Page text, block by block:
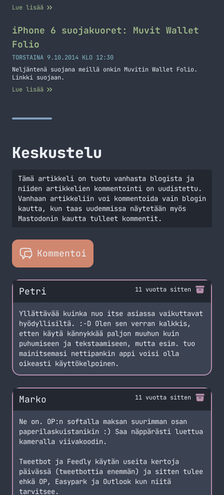
Lue lisää
iPhone 6 suojakuoret: Muvit Wallet
Folio
TORSTAINA 9.10.2014 KLO 12:30
Neljäntenä suojana meillä onkin Muvitin Wallet Folio.
Linkki suojaan.
Lue lisää
Keskustelu
Tämä artikkeli on tuotu vanhasta blogista ja
niiden artikkelien kommentointi on uudistettu.
Vanhaan artikkeliin voi kommentoida vain blogin
kautta, kun taas uudemmissa näytetään myös
Mastodonin kautta tulleet kommentit.
Kommentoi
Petri 11 vuotta sitten
Yllättävää kuinka nuo itse asiassa vaikuttavat
hyödyllisiltä. :-D Olen sen verran kalkkis,
etten käytä kännykkää paljon muuhun kuin
puhumiseen ja tekstaamiseen, mutta esim. tuo
mainitsemasi nettipankin appi voisi olla
oikeasti käyttökelpoinen.
Marko 11 vuotta sitten
Ne on. OP:n softalla maksan suurimman osan
paperilaskuistanikin :) Saa näppärästi luettua
kameralla viivakoodin.
Tweetbot ja Feedly käytän useita kertoja
päivässä (tweetbottia enemmän) ja sitten tulee
ehkä OP, Easypark ja Outlook kun niitä
tarvitsee.